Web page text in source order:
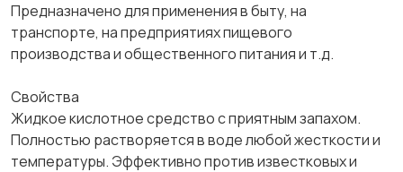
Предназначено для применения в быту, на
транспорте, на предприятиях пищевого
производства и общественного питания и т.д.
Свойства
Жидкое кислотное средство с приятным запахом.
Полностью растворяется в воде любой жесткости и
температуры. Эффективно против известковых и